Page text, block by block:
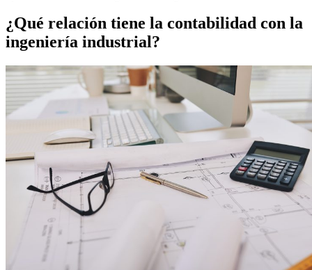
¿Qué relación tiene la contabilidad con la
ingeniería industrial?